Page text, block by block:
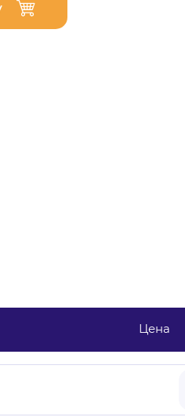
Цена